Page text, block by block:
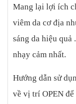
Mang lại lợi ích
viêm da cơ địa
sáng da hiệu quả
nhạy cảm nhất.
Hướng dẫn sử
về vị trí OPEN để